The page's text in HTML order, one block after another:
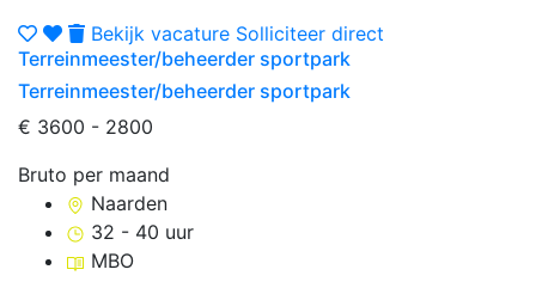
Bekijk vacature Solliciteer direct
Terreinmeester/beheerder sportpark
Terreinmeester/beheerder sportpark
€ 3600 - 2800
Bruto per maand
Naarden
32 - 40 uur
MBO